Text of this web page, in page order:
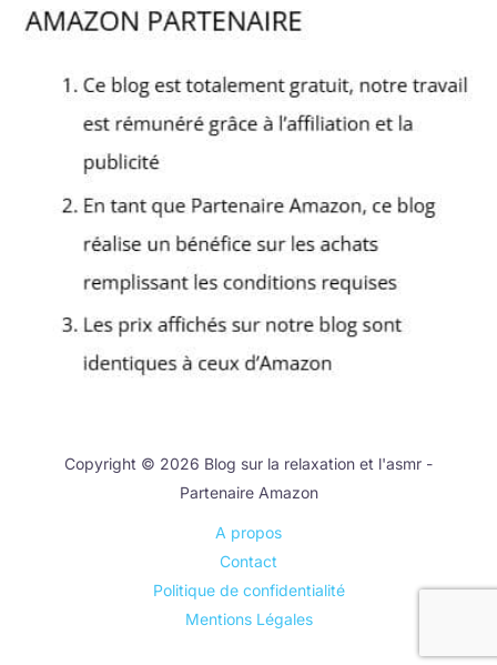
Copyright © 2026 Blog sur la relaxation et l'asmr -
Partenaire Amazon
A propos
Contact
Politique de confidentialité
Mentions Légales